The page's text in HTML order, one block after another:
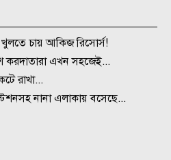
খুলতে চায় আকিজ রিসোর্স!
করদাতারা এখন সহজেই...
রাখা...
নানা এলাকায় বসেছে...